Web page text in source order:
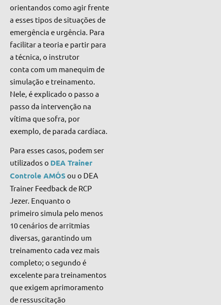
orientandos como agir frente
a esses tipos de situações de
emergência e urgência. Para
facilitar a teoria e partir para
a técnica, o instrutor
conta com um manequim de
simulação e treinamento.
Nele, é explicado o passo a
passo da intervenção na
vítima que sofra, por
exemplo, de parada cardíaca.
Para esses casos, podem ser
utilizados o DEA Trainer
Controle AMÓS ou o DEA
Trainer Feedback de RCP
Jezer. Enquanto o
primeiro simula pelo menos
10 cenários de arritmias
diversas, garantindo um
treinamento cada vez mais
completo; o segundo é
excelente para treinamentos
que exigem aprimoramento
de ressuscitação